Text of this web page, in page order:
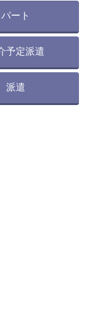
パート
予定派遣
派遣